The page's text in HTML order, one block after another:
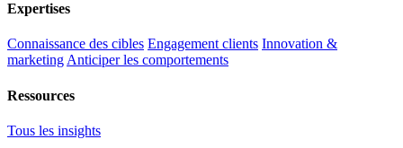
Expertises
Connaissance des cibles Engagement clients Innovation &
marketingAnticiper les comportements
Ressources
Tous les insights